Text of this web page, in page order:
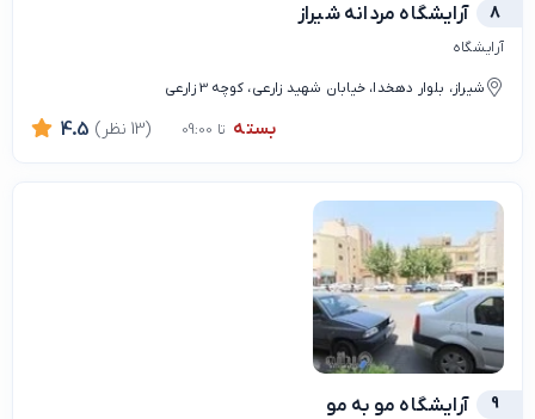
8 آرایشگاه مردانه شیراز
آرایشگاه
شیراز، بلوار دهخدا، خیابان شهید زارعی، کوچه 3 زارعی
بسته تا 09:00 4.5 (13 نظر)
9 آرایشگاه مو به مو